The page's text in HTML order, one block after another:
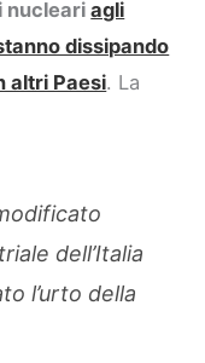
nucleariagli
dissipando
altri Paesi. La
dell’Italia
l’urto della